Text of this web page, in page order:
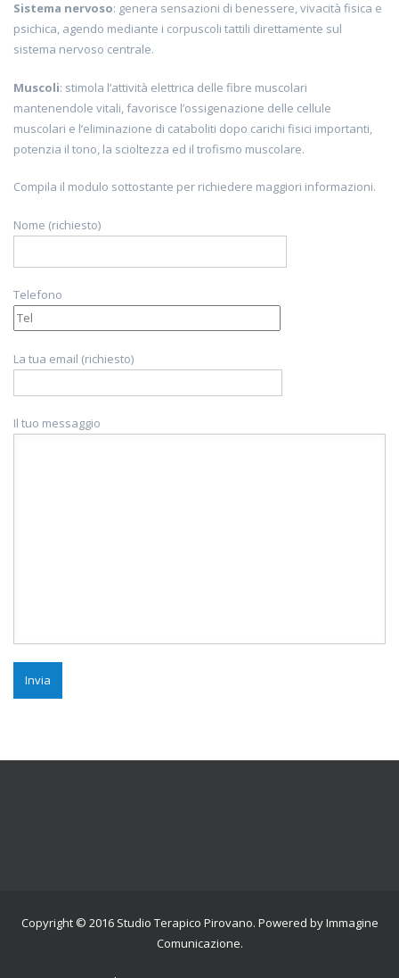
Sistema nervoso: genera sensazioni di benessere, vivacità fisica e
psichica, agendo mediante i corpuscoli tattili direttamente sul
sistema nervoso centrale.
Muscoli: stimola l’attività elettrica delle fibre muscolari
mantenendole vitali, favorisce l’ossigenazione delle cellule
muscolari e l’eliminazione di cataboliti dopo carichi fisici importanti,
potenzia il tono, la scioltezza ed il trofismo muscolare.
Compila il modulo sottostante per richiedere maggiori informazioni.
Nome (richiesto)
Telefono
La tua email (richiesto)
Il tuo messaggio
Copyright © 2016 Studio Terapico Pirovano. Powered byImmagine
Comunicazione.